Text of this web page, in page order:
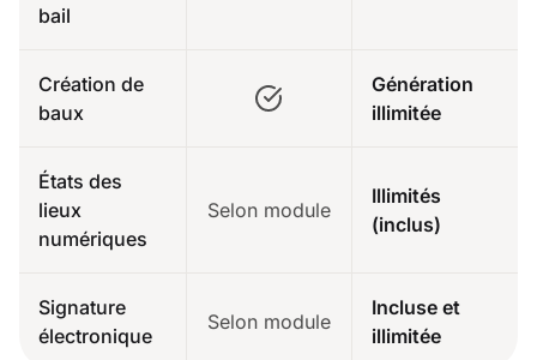
bail
Création de
baux
Génération
illimitée
États des
lieux
numériques
Selon module
Illimités
(inclus)
Signature
électronique
Selon module
Incluse et
illimitée